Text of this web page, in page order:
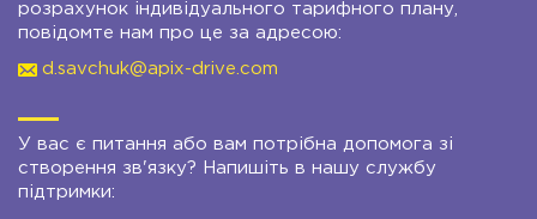
розрахунок індивідуального тарифного плану,
повідомте нам про це за адресою:
d.savchuk@apix-drive.com
У вас є питання або вам потрібна допомога зі
створення зв'язку? Напишіть в нашу службу
підтримки: